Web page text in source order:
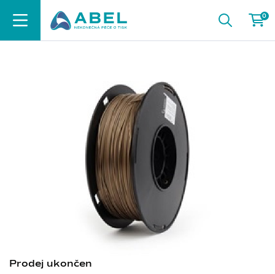
0
Prodej ukončen